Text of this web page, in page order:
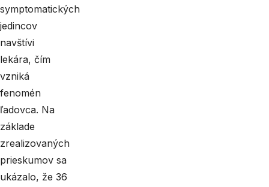
symptomatických
jedincov
navštívi
lekára, čím
vzniká
fenomén
ľadovca. Na
základe
zrealizovaných
prieskumov sa
ukázalo, že 36